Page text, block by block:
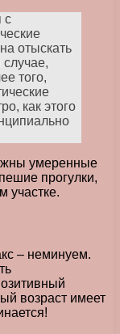
с
отыскать
случае,
того,
как этого
умеренные
прогулки,
участке.
– неминуем.
возраст имеет